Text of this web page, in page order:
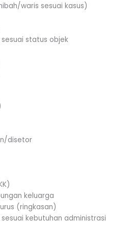
waris sesuai kasus)
status objek
disetor
keluarga
(ringkasan)
kebutuhan administrasi